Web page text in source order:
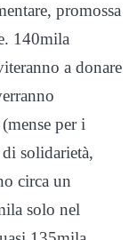
promossa
140mila
a donare
per i
solidarietà,
circa un
solo nel